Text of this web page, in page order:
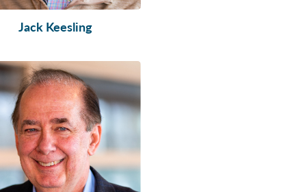
Jack Keesling